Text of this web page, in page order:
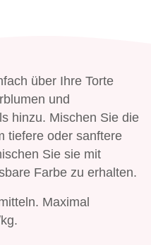
über Ihre Torte
und
hinzu. Mischen Sie die
tiefere oder sanftere
Sie sie mit
Farbe zu erhalten.
Maximal